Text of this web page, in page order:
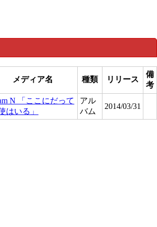
メディア名 種類 リリース
備
考
N 「ここにだって
はいる」
アル
バム
2014/03/31